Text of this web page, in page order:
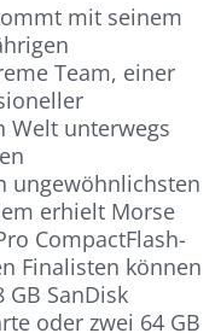
mit seinem
Team, einer
Welt unterwegs
ungewöhnlichsten
erhielt Morse
CompactFlash-
Finalisten können
SanDisk
oder zwei 64 GB